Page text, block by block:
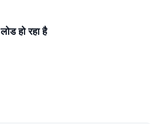
लोड हो रहा है